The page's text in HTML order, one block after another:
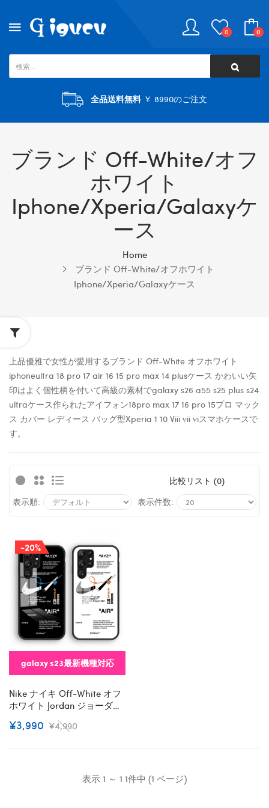
0 0
全品送料無料￥ 8990のご注文
ブランド Off-White/オフ
ホワイト
Iphone/xperia/galaxyケ
ース
Home
ブランド Off-White/オフホワイト
Iphone/xperia/galaxyケース
上品優雅で女性が愛用するブランド Off-White オフホワイト
iphoneultra 18 pro 17 air 16 15 pro max 14 plusケース かわいい矢
印はよく個性柄を付いて高級の素材でgalaxy s26 a55 s25 plus s24
ultraケース作られたアイフォン18pro max 17 16 pro 15プロ マック
ス カバー レディース バッグ型Xperia 1 10 Viii vii viスマホケースで
す。
比較リスト (0)
表示順:
表示件数:
-20%
galaxy s23最新機種対応
Nike ナイキ Off-White オフ
ホワイト Jordan ジョーダン
ブランド Galaxy S23/s23
Plus/s23 Ultra スマホケース
おしゃれ コピー 男女通用 レ
¥3,990 ¥4,990
表示 1 ～ 1 1件中 (1 ページ)